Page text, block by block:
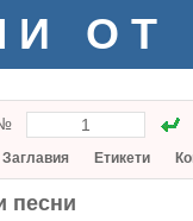
ОТ
Заглавия Етикети
песни